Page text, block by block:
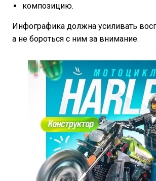
композицию.
Инфографика должна усиливать
а не бороться с ним за внимание.